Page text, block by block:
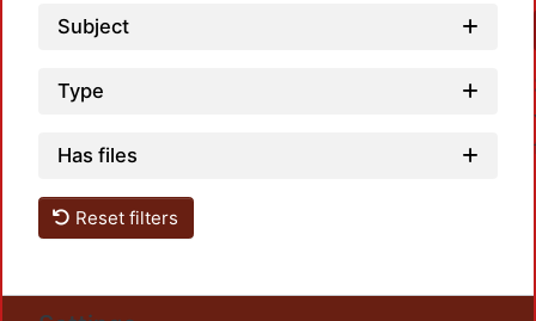
Subject
Type
Has files
Reset filters